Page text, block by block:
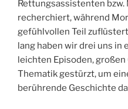
Rettungsassistenten
recherchiert, während
gefühlvollen Teil
lang haben wir drei uns in
leichten Episoden,
Thematik gestürzt, um
berührende Geschichte